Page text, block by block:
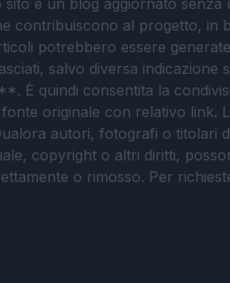
contribuiscono al progetto, in
potrebbero essere
salvo diversa
È quindi consentita la
originale con relativo link.
autori, fotografi o titolari
copyright o altri diritti,
o rimosso. Per